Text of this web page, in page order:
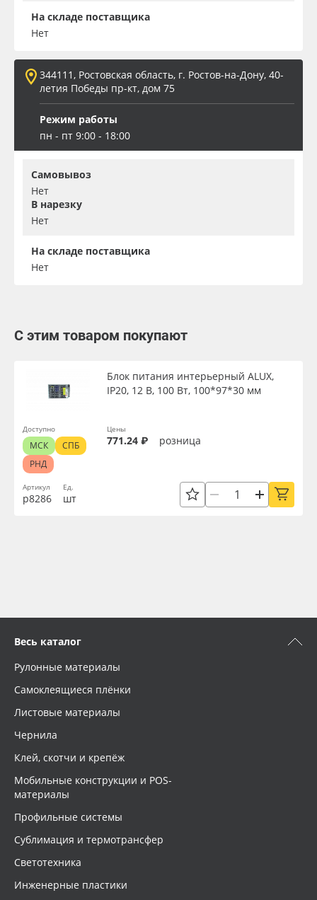
На складе поставщика
Нет
344111, Ростовская область, г. Ростов-на-Дону, 40-
летия Победы пр-кт, дом 75
Режим работы
пн - пт 9:00 - 18:00
Самовывоз
Нет
В нарезку
Нет
На складе поставщика
Нет
С этим товаром покупают
Артикул
р8286
Блок питания интерьерный ALUX,
IP20, 12 В, 100 Вт, 100*97*30 мм
Ед.
шт
Цены
771.24 ₽ розница
Доступно
МСК
СПБ
РНД
Весь каталог
Рулонные материалы
Самоклеящиеся плёнки
Листовые материалы
Чернила
Клей, скотчи и крепёж
Мобильные конструкции и POS-
материалы
Профильные системы
Сублимация и термотрансфер
Светотехника
Инженерные пластики